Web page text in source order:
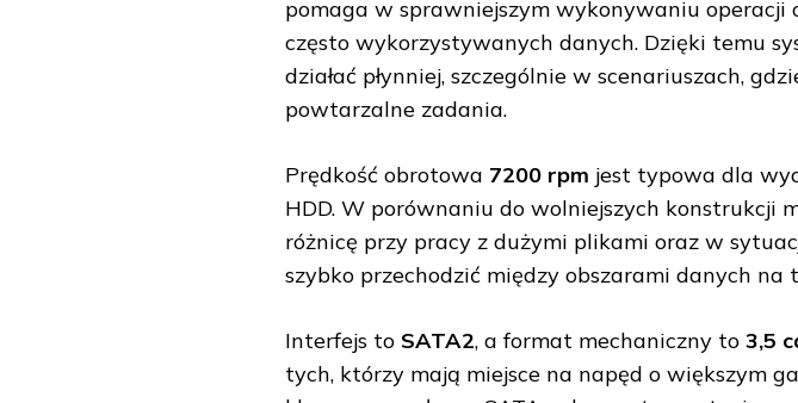
pomaga w sprawniejszym wykonywaniu operacji
często wykorzystywanych danych. Dzięki temu
działać płynniej, szczególnie w scenariuszach,
powtarzalne zadania.
Prędkość obrotowa 7200 rpm jest typowa dla
HDD. W porównaniu do wolniejszych konstrukcji
różnicę przy pracy z dużymi plikami oraz w
szybko przechodzić między obszarami danych na
Interfejs to SATA2, a format mechaniczny to 3,5
tych, którzy mają miejsce na napęd o większym